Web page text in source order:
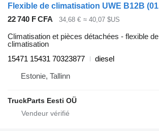
22 740 F CFA 34,68 € ≈ 40,07 $US
Climatisation et pièces détachées - flexible de
climatisation
15471 15431 70323877
diesel
Estonie, Tallinn
TruckParts Eesti OÜ